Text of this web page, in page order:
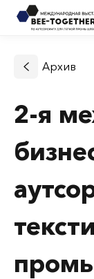
Архив
2-я